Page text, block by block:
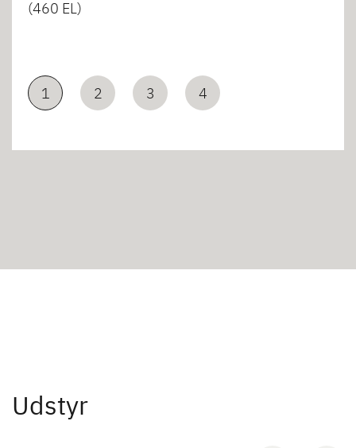
(460 EL)
1 2 3 4
Udstyr